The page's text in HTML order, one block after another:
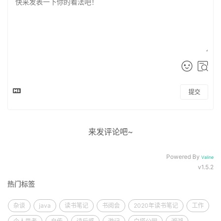
提交
来发评论吧~
Powered By Valine
v1.5.2
热门标签
杂谈 java 读书笔记 书阅会 2020年读书笔记 工作